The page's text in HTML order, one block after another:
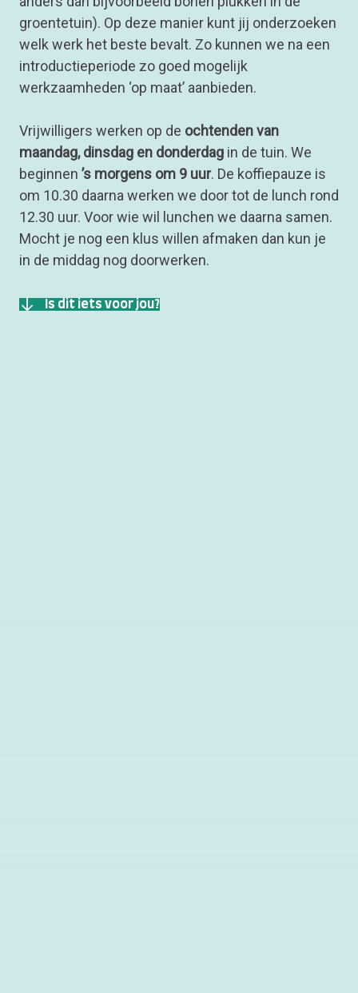
groentetuin). Op deze manier kunt jij onderzoeken
welk werk het beste bevalt. Zo kunnen we na een
introductieperiode zo goed mogelijk
werkzaamheden ‘op maat’ aanbieden.
Vrijwilligers werken op de ochtenden van
maandag, dinsdag en donderdag in de tuin. We
beginnen ’s morgens om 9 uur. De koffiepauze is
om 10.30 daarna werken we door tot de lunch rond
12.30 uur. Voor wie wil lunchen we daarna samen.
Mocht je nog een klus willen afmaken dan kun je
in de middag nog doorwerken.
Is dit iets voor jou?